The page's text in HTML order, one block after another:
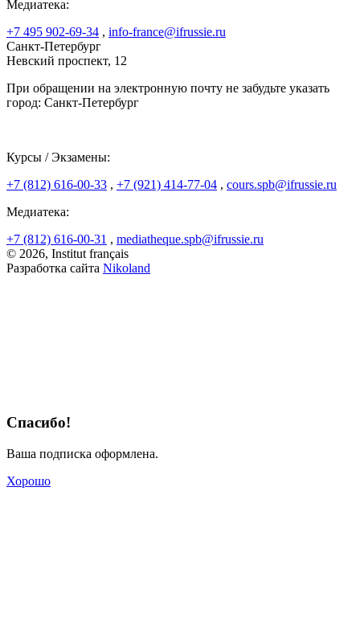
Медиатека:
+7 495 902-69-34 , info-france@ifrussie.ru
Санкт-Петербург
Невский проспект, 12
При обращении на электронную почту не забудьте указать
город: Санкт-Петербург
Курсы / Экзамены:
+7 (812) 616-00-33 , +7 (921) 414-77-04 , cours.spb@ifrussie.ru
Медиатека:
+7 (812) 616-00-31 , mediatheque.spb@ifrussie.ru
© 2026, Institut français
Разработка сайта Nikoland
Спасибо!
Ваша подписка оформлена.
Хорошо